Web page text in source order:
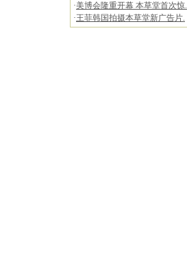
·美博会隆重开幕 本草堂首次惊.
·王菲韩国拍摄本草堂新广告片.